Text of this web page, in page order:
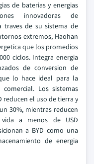
de baterias y energias
innovadoras de
traves de su sistema de
extremos, Haohan
que los promedios
ciclos. Integra energia
de conversion de
lo hace ideal para la
Los sistemas
reducen el uso de tierra y
30%, mientras reducen
a menos de USD
a BYD como una
de energia